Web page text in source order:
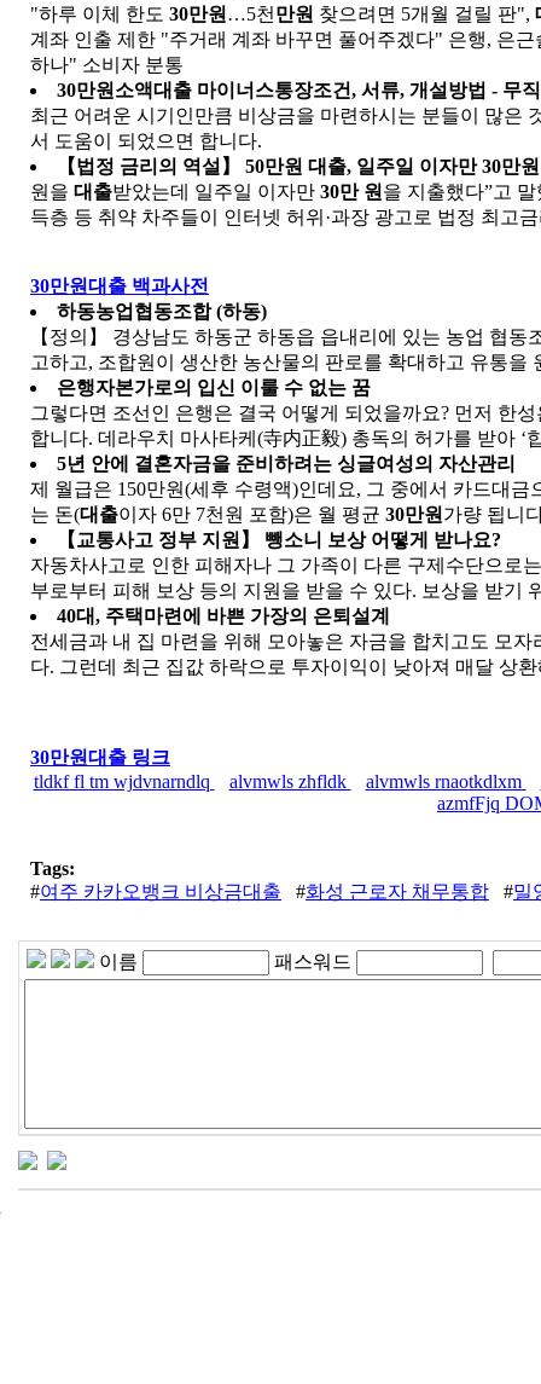
"하루 이체 한도 30만원 …5천 만원 찾으려면 5개월 걸릴 판",
계좌 인출 제한 "주거래 계좌 바꾸면 풀어주겠다" 은행, 은
하나" 소비자 분통
30만원 소액대출 마이너스통장조건, 서류, 개설방법 - 무
최근 어려운 시기인만큼 비상금을 마련하시는 분들이 많은
서 도움이 되었으면 합니다.
【법정 금리의 역설】 50만원 대출, 일주일 이자만30만원
원을 대출받았는데 일주일 이자만 30만 원 을 지출했다”고
득층 등 취약 차주들이 인터넷 허위·과장 광고로 법정 최고
30만원대출 백과사전
하동농업협동조합 (하동)
【정의】 경상남도 하동군 하동읍 읍내리에 있는 농업 협
고하고, 조합원이 생산한 농산물의 판로를 확대하고 유통을
은행자본가로의 입신 이룰 수 없는 꿈
그렇다면 조선인 은행은 결국 어떻게 되었을까요? 먼저 한
합니다. 데라우치 마사타케(寺内正毅) 총독의 허가를 받아 ‘
5년 안에 결혼자금을 준비하려는 싱글여성의 자산관리
제 월급은 150만원(세후 수령액)인데요, 그 중에서 카드대
는 돈(대출이자 6만 7천원 포함)은 월 평균 30만원 가량 됩니
【교통사고 정부 지원】 뺑소니 보상 어떻게 받나요?
자동차사고로 인한 피해자나 그 가족이 다른 구제수단으로
부로부터 피해 보상 등의 지원을 받을 수 있다. 보상을 받기
40대, 주택마련에 바쁜 가장의 은퇴설계
전세금과 내 집 마련을 위해 모아놓은 자금을 합치고도 모
다. 그런데 최근 집값 하락으로 투자이익이 낮아져 매달 상
30만원대출 링크
tldkf fl tm wjdvnarndlq
alvmwls zhfldk alvmwls rnaotkdlxm
azmfFjq
Tags:
#여주 카카오뱅크 비상금대출 #화성 근로자 채무통합 #밀
이름 패스워드